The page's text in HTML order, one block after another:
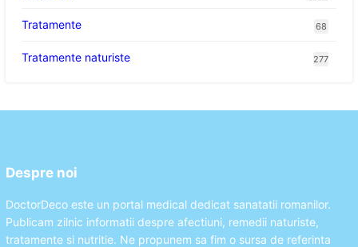
Tratamente 68
Tratamente naturiste 277
Despre noi
DoctorDeco este un portal medical dedicat sanatatii romanilor.
Publicam zilnic informatii despre afectiuni, remedii naturiste,
tratamente si nutritie. Ne propunem sa fim o sursa de referinta